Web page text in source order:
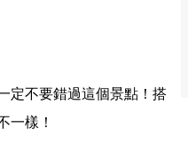
定不要錯過這個景點！搭
一樣！